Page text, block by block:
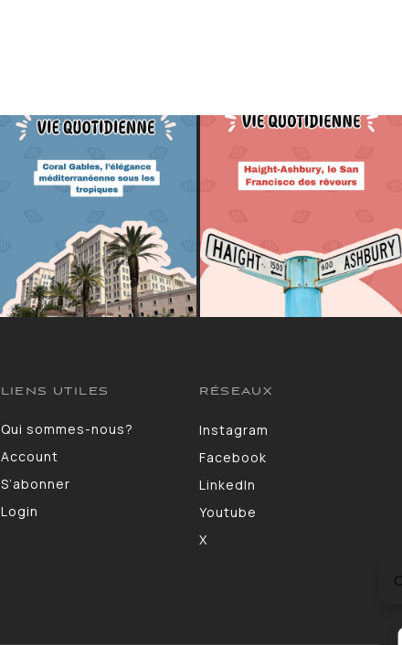
LIENS UTILES
Qui sommes-nous?
Account
S’abonner
Login
RÉSEAUX
Instagram
Facebook
LinkedIn
Youtube
X